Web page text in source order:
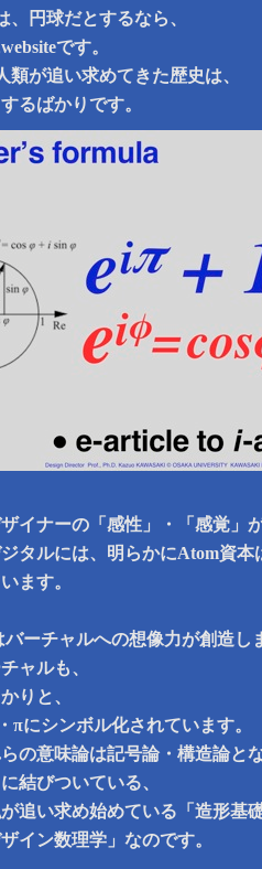
、円球だとするなら、
です。
類が追い求めてきた歴史は、
るばかりです。
イナーの「感性」・「感覚」
タルには、明らかにAtom資本
ます。
ーチャルへの想像力が創造し
ャルも、
りと、
πにシンボル化されています。
の意味論は記号論・構造論と
結びついている、
追い求め始めている「造形基
イン数理学」なのです。